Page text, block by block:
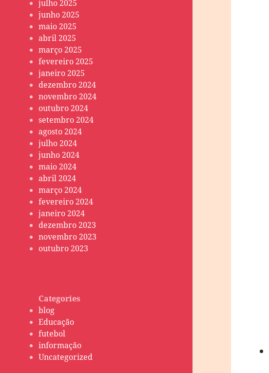
julho 2025
junho 2025
maio 2025
abril 2025
março 2025
fevereiro 2025
janeiro 2025
dezembro 2024
novembro 2024
outubro 2024
setembro 2024
agosto 2024
julho 2024
junho 2024
maio 2024
abril 2024
março 2024
fevereiro 2024
janeiro 2024
dezembro 2023
novembro 2023
outubro 2023
Categories
blog
Educação
futebol
informação
Uncategorized